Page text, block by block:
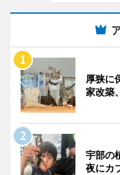
厚狭に
家改築
宇部の
夜にカ